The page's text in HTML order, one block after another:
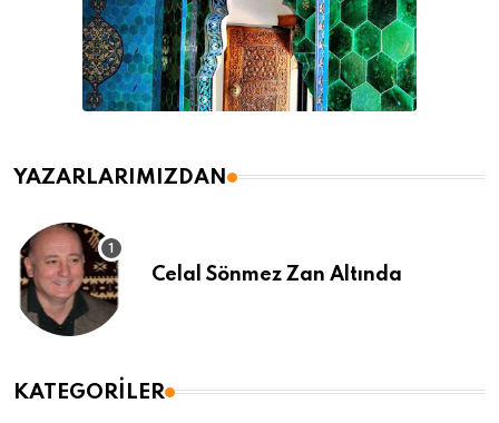
YAZARLARIMIZDAN
Celal Sönmez Zan Altında
KATEGORILER